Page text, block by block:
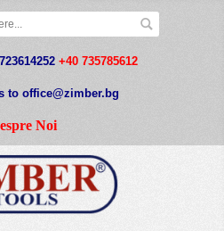
+40 735785612
to office@zimber.bg
Noi